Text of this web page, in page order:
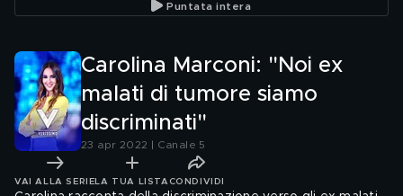
Puntata intera
Carolina Marconi: "Noi ex
malati di tumore siamo
discriminati"
23 apr 2022 | Canale 5
VAI ALLA SERIE LA TUA LISTA CONDIVIDI